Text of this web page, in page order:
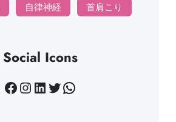
自律神経 首肩こり
Social Icons
Facebook InstagramLinkedIn Twitter WhatsApp